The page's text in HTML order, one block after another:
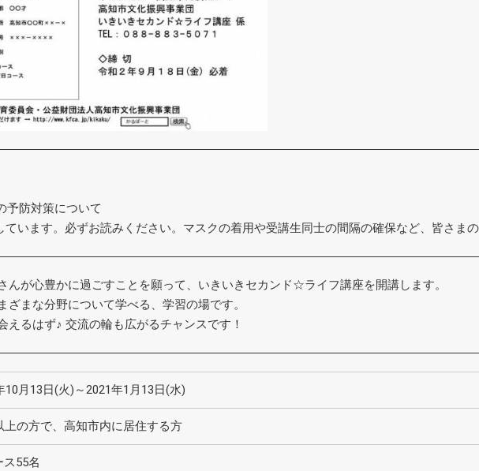
予防対策について
ています。必ずお読みください。マスクの着用や受講生同士の間隔の確保など、皆さま
んが心豊かに過ごすことを願って、いきいきセカンド☆ライフ講座を開講します。
ざまな分野について学べる、学習の場です。
えるはず♪ 交流の輪も広がるチャンスです！
10月13日(火)～2021年1月13日(水)
上の方で、高知市内に居住する方
55名